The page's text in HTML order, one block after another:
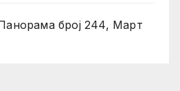
број 244, Март